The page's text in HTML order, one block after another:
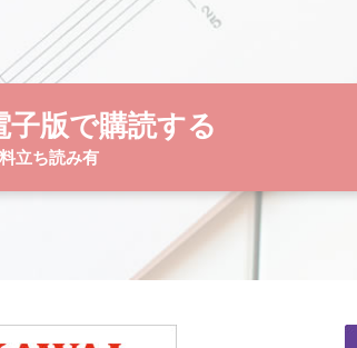
子版で購読する
立ち読み有